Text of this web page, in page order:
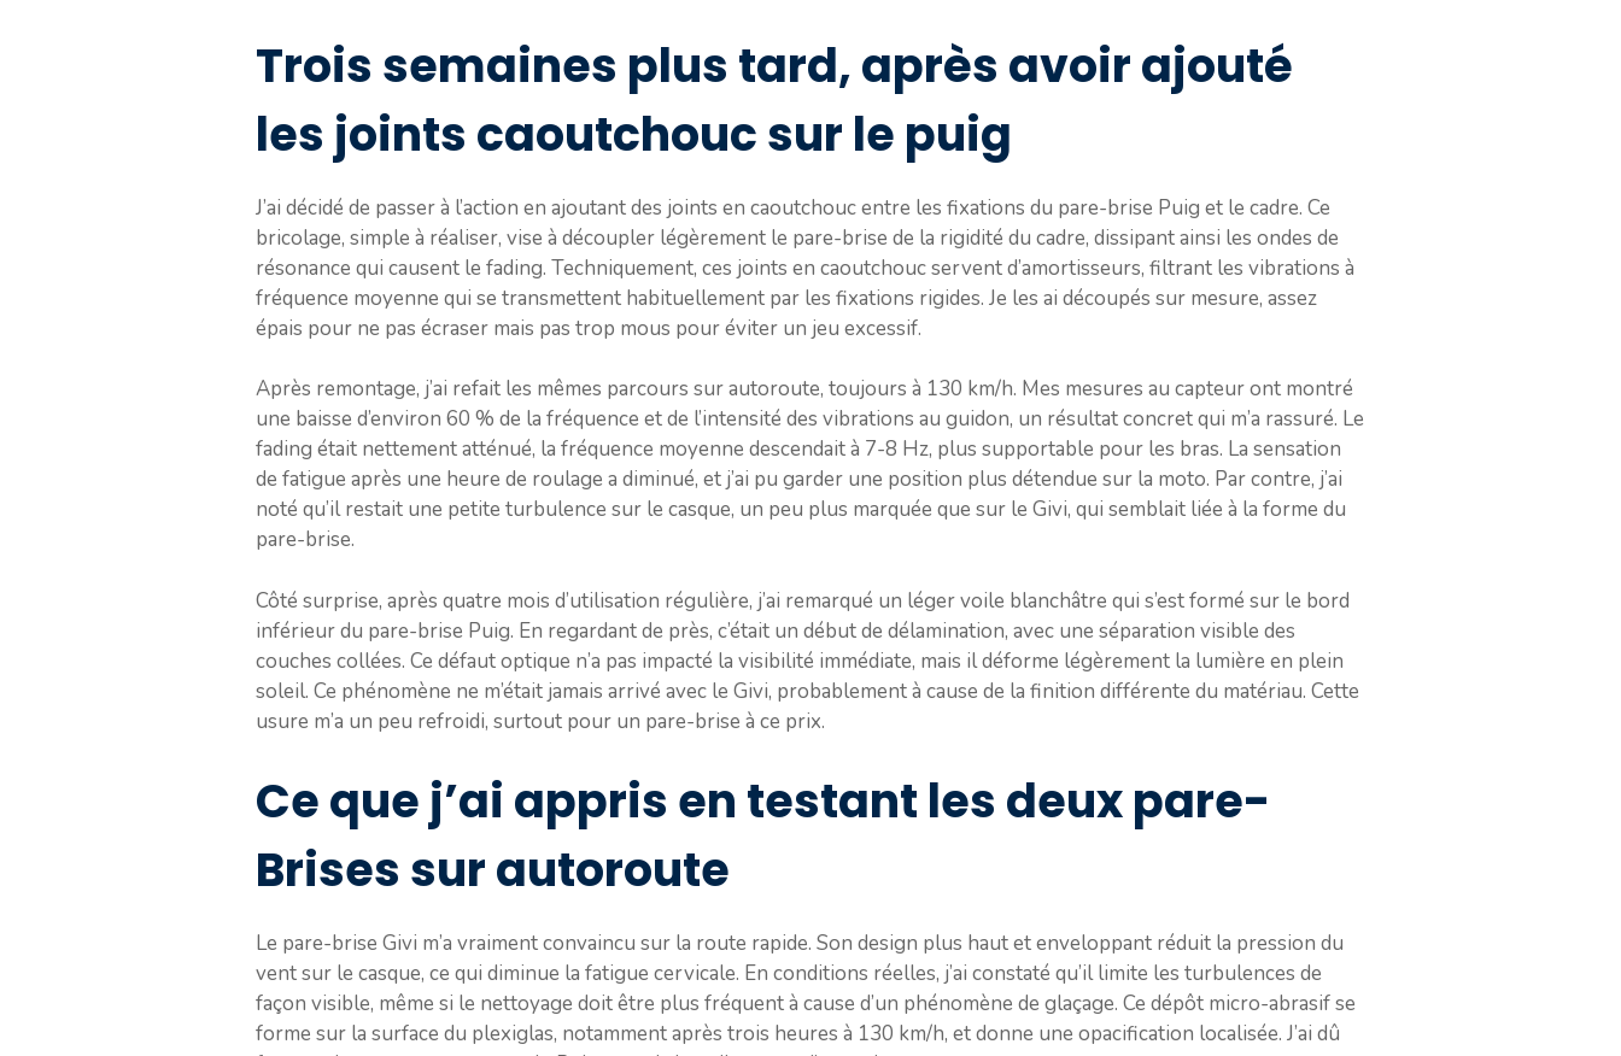
Trois semaines plus tard, après avoir ajouté
les joints caoutchouc sur le puig
J’ai décidé de passer à l’action en ajoutant des joints en caoutchouc entre les fixations du pare-brise Puig et le cadre. Ce
bricolage, simple à réaliser, vise à découpler légèrement le pare-brise de la rigidité du cadre, dissipant ainsi les ondes de
résonance qui causent le fading. Techniquement, ces joints en caoutchouc servent d’amortisseurs, filtrant les vibrations à
fréquence moyenne qui se transmettent habituellement par les fixations rigides. Je les ai découpés sur mesure, assez
épais pour ne pas écraser mais pas trop mous pour éviter un jeu excessif.
Après remontage, j’ai refait les mêmes parcours sur autoroute, toujours à 130 km/h. Mes mesures au capteur ont montré
une baisse d’environ 60 % de la fréquence et de l’intensité des vibrations au guidon, un résultat concret qui m’a rassuré. Le
fading était nettement atténué, la fréquence moyenne descendait à 7-8 Hz, plus supportable pour les bras. La sensation
de fatigue après une heure de roulage a diminué, et j’ai pu garder une position plus détendue sur la moto. Par contre, j’ai
noté qu’il restait une petite turbulence sur le casque, un peu plus marquée que sur le Givi, qui semblait liée à la forme du
pare-brise.
Côté surprise, après quatre mois d’utilisation régulière, j’ai remarqué un léger voile blanchâtre qui s’est formé sur le bord
inférieur du pare-brise Puig. En regardant de près, c’était un début de délamination, avec une séparation visible des
couches collées. Ce défaut optique n’a pas impacté la visibilité immédiate, mais il déforme légèrement la lumière en plein
soleil. Ce phénomène ne m’était jamais arrivé avec le Givi, probablement à cause de la finition différente du matériau. Cette
usure m’a un peu refroidi, surtout pour un pare-brise à ce prix.
Ce que j’ai appris en testant les deux pare-
Brises sur autoroute
Le pare-brise Givi m’a vraiment convaincu sur la route rapide. Son design plus haut et enveloppant réduit la pression du
vent sur le casque, ce qui diminue la fatigue cervicale. En conditions réelles, j’ai constaté qu’il limite les turbulences de
façon visible, même si le nettoyage doit être plus fréquent à cause d’un phénomène de glaçage. Ce dépôt micro-abrasif se
forme sur la surface du plexiglas, notamment après trois heures à 130 km/h, et donne une opacification localisée. J’ai dû